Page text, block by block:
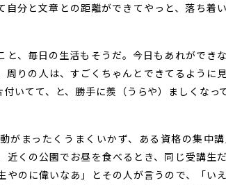
自分と文章との距離ができてやっと、落ち着
、毎日の生活もそうだ。今日もあれができ
周りの人は、すごくちゃんとできてるように
いてて、と、勝手に羨（うらや）ましくなっ
がまったくうまくいかず、ある資格の集中
近くの公園でお昼を食べるとき、同じ受講生
やのに偉いなあ」とその人が言うので、「い